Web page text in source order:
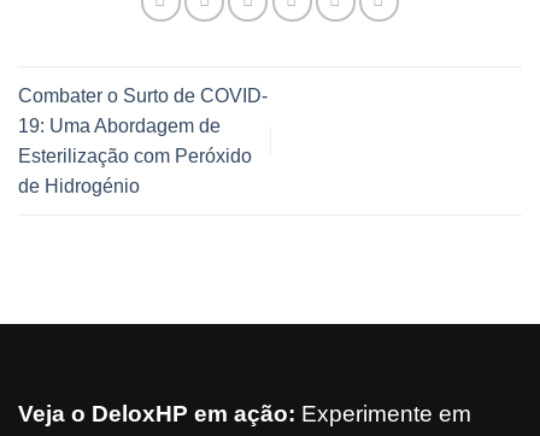
Combater o Surto de COVID-
19: Uma Abordagem de
Esterilização com Peróxido
de Hidrogénio
Veja o DeloxHP em ação: Experimente em